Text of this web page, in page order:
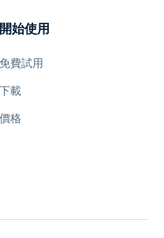
開始使用
免費試用
下載
價格